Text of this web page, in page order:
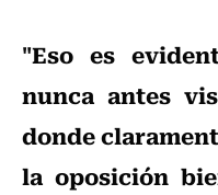
"Eso es
nunca antes
donde
la oposición